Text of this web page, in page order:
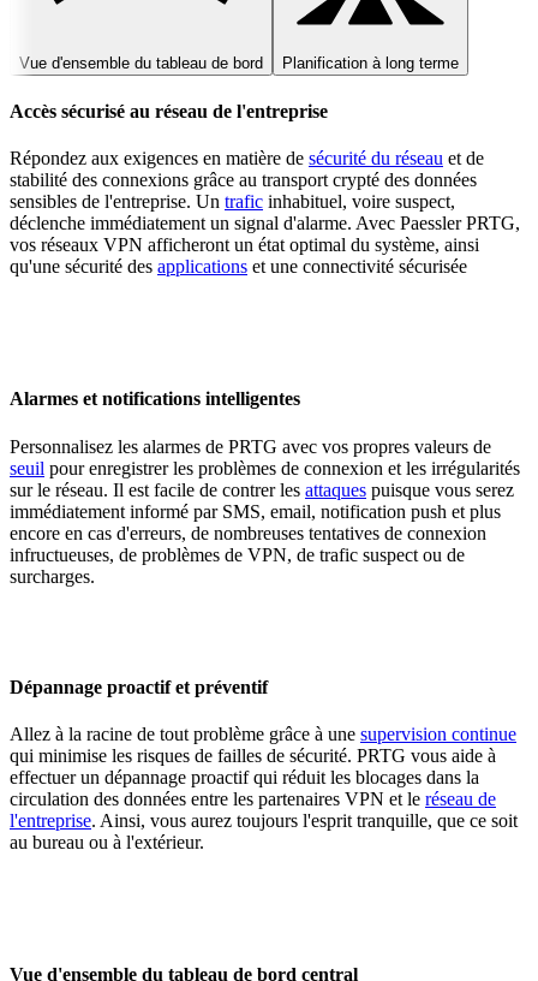
Vue d'ensemble du tableau de bord Planification à long terme
Accès sécurisé au réseau de l'entreprise
Répondez aux exigences en matière de sécurité du réseau et de
stabilité des connexions grâce au transport crypté des données
sensibles de l'entreprise. Un trafic inhabituel, voire suspect,
déclenche immédiatement un signal d'alarme. Avec Paessler PRTG,
vos réseaux VPN afficheront un état optimal du système, ainsi
qu'une sécurité des applications et une connectivité sécurisée
Alarmes et notifications intelligentes
Personnalisez les alarmes de PRTG avec vos propres valeurs de
seuil pour enregistrer les problèmes de connexion et les irrégularités
sur le réseau. Il est facile de contrer les attaques puisque vous serez
immédiatement informé par SMS, email, notification push et plus
encore en cas d'erreurs, de nombreuses tentatives de connexion
infructueuses, de problèmes de VPN, de trafic suspect ou de
surcharges.
Dépannage proactif et préventif
Allez à la racine de tout problème grâce à une supervision continue
qui minimise les risques de failles de sécurité. PRTG vous aide à
effectuer un dépannage proactif qui réduit les blocages dans la
circulation des données entre les partenaires VPN et le réseau de
l'entreprise. Ainsi, vous aurez toujours l'esprit tranquille, que ce soit
au bureau ou à l'extérieur.
Vue d'ensemble du tableau de bord central